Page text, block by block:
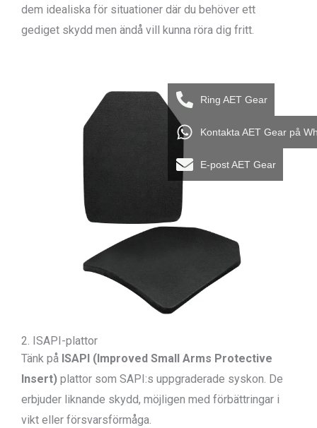
dem idealiska för situationer där du behöver ett
gediget skydd men ändå vill kunna röra dig fritt.
2. ISAPI-plattor
Tänk på ISAPI (Improved Small Arms Protective
Insert) plattor som SAPI:s uppgraderade syskon. De
erbjuder liknande skydd, möjligen med förbättringar i
vikt eller försvarsförmåga.
Ring AET Gear
Kontakta AET Gear på
E-post AET Gear